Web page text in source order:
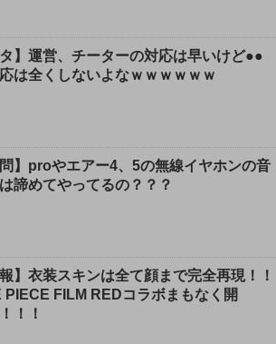
タ】運営、チーターの対応は早いけど●●
は全くしないよなｗｗｗｗｗｗ
問】proやエアー4、5の無線イヤホンの音
諦めてやってるの？？？
報】衣装スキンは全て顔まで完全再現！！
PIECE FILM REDコラボまもなく開
！！